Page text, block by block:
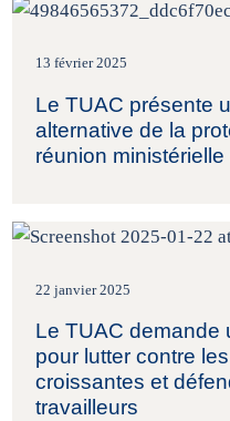
13 février 2025
Le TUAC présente
alternative de la
réunion ministérielle
22 janvier 2025
Le TUAC demande
pour lutter contre
croissantes et
travailleurs